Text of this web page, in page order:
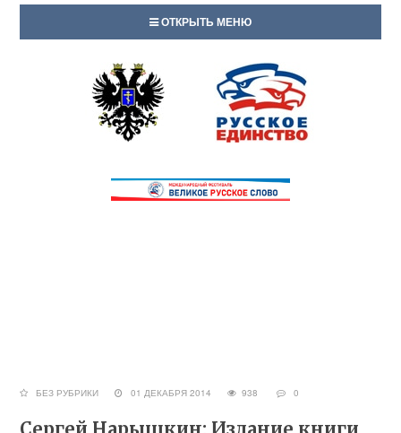
ОТКРЫТЬ МЕНЮ
БЕЗ РУБРИКИ 01 ДЕКАБРЯ 2014 938 0